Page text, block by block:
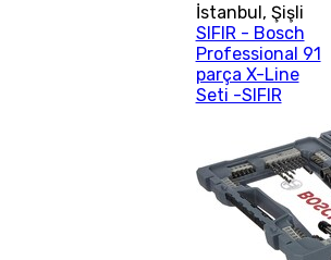
İstanbul, Şişli
SIFIR - Bosch
Professional 91
parça X-Line
Seti -SIFIR